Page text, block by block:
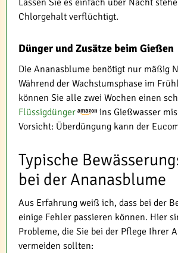
Lassen Sie es einfach über Nacht
Chlorgehalt verflüchtigt.
Dünger und Zusätze beim Gießen
Die Ananasblume benötigt nur mäßig
Während der Wachstumsphase im
können Sie alle zwei Wochen einen
Flüssigdünger
ins Gießwasser
Vorsicht: Überdüngung kann der
Typische
bei der Ananasblume
Aus Erfahrung weiß ich, dass bei der
einige Fehler passieren können. Hier
Probleme, die Sie bei der Pflege Ihrer
vermeiden sollten: